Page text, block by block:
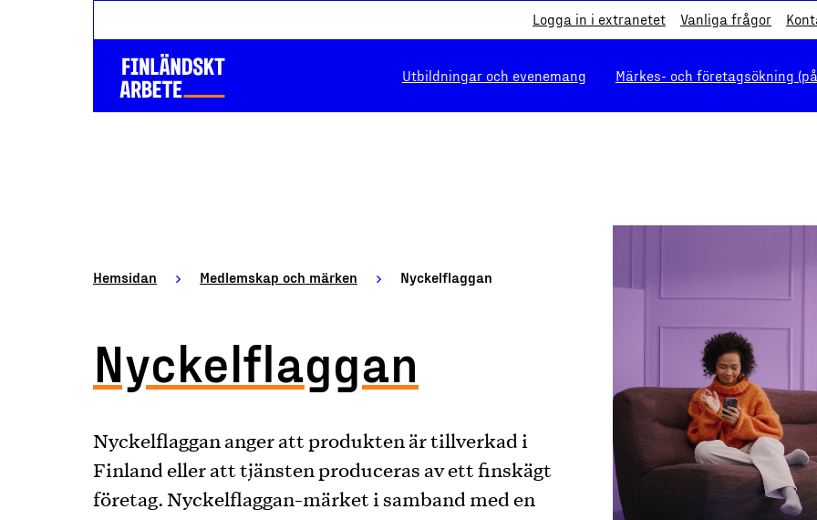
Logga in i extranetet Vanliga frågor
Utbildningar och evenemang Märkes- och företagsökning
Hemsidan Medlemskap och märken Nyckelflaggan
Nyckelflaggan
Nyckelflaggan anger att produkten är tillverkad i
Finland eller att tjänsten produceras av ett finskägt
företag. Nyckelflaggan-märket i samband med en